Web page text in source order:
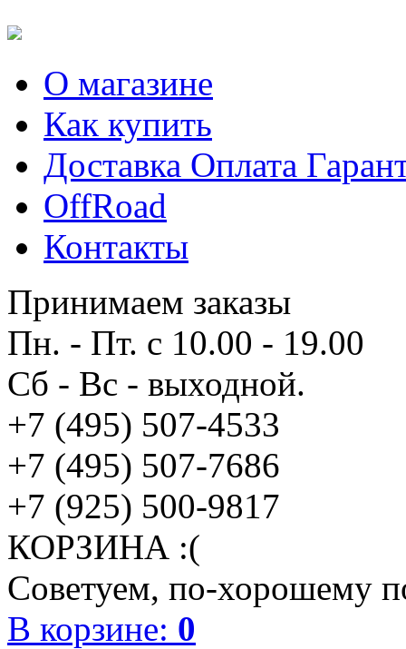
О магазине
Как купить
Доставка Оплата
OffRoad
Контакты
Принимаем заказы
Пн. - Пт. с 10.00 - 19.00
Сб - Вс - выходной.
+7 (495) 507-4533
+7 (495) 507-7686
+7 (925) 500-9817
КОРЗИНА :(
Советуем, по-хорошему
В корзине: 0